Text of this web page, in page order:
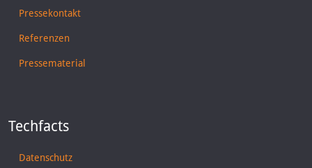
Pressekontakt
Referenzen
Pressematerial
Techfacts
Datenschutz